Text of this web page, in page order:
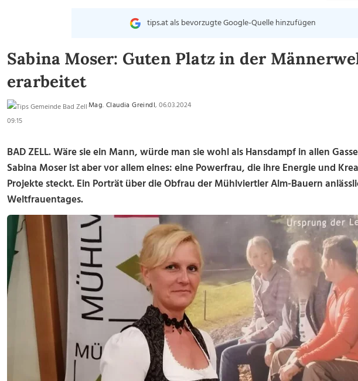
tips.at als bevorzugte Google-Quelle hinzufügen
Sabina Moser: Guten Platz in der
erarbeitet
Mag. Claudia Greindl, 06.03.2024
09:15
BAD ZELL.Wäre sie ein Mann, würde man sie wohl als Hansdampf in allen
Sabina Moser ist aber vor allem eines: eine Powerfrau, die ihre Energie und
Projekte steckt. Ein Porträt über die Obfrau der Mühlviertler Alm-Bauern
Weltfrauentages.